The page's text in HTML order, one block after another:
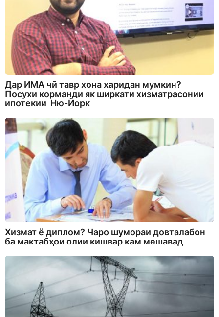
Дар ИМА чӣ тавр хона харидан мумкин?
Посухи корманди як ширкати хизматрасонии
ипотекии Ню-Йорк
Хизмат ё диплом? Чаро шумораи довталабон
ба мактабҳои олии кишвар кам мешавад